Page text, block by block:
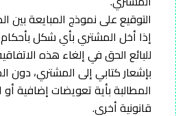
التوقيع على نموذج المبايعة بين
إذا أخل المشتري بأي شكل
للبائع الحق في إلغاء هذه
بإشعار كتابي إلى المشتري، دون
المطالبة بأية تعويضات إضافية
قانونية أخرى.